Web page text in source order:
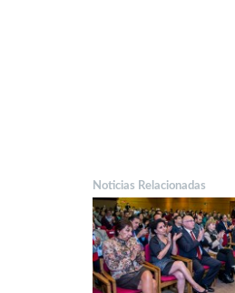
Noticias Relacionadas